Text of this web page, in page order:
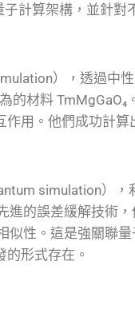
計算架構，並針對
），透過中
的材料 TmMgGaO₄
用。他們成功計算
simulation），
進的誤差緩解技術
似性。這是強關聯
形式存在。